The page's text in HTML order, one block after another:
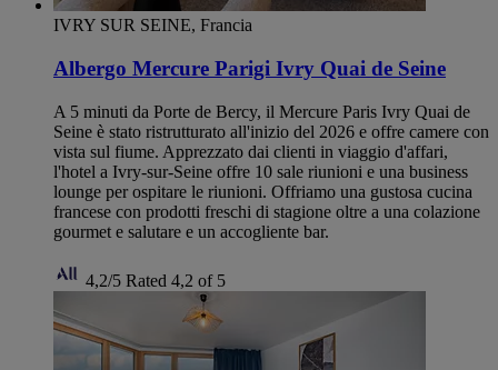
IVRY SUR SEINE, Francia
Albergo Mercure Parigi Ivry Quai de Seine
A 5 minuti da Porte de Bercy, il Mercure Paris Ivry Quai de
Seine è stato ristrutturato all'inizio del 2026 e offre camere con
vista sul fiume. Apprezzato dai clienti in viaggio d'affari,
l'hotel a Ivry-sur-Seine offre 10 sale riunioni e una business
lounge per ospitare le riunioni. Offriamo una gustosa cucina
francese con prodotti freschi di stagione oltre a una colazione
gourmet e salutare e un accogliente bar.
4,2/5 Rated 4,2 of 5